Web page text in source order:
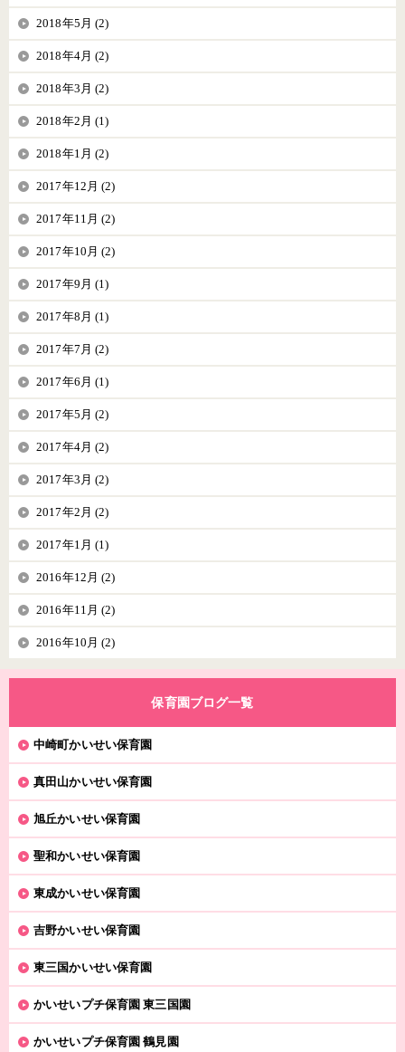
2018年5月 (2)
2018年4月 (2)
2018年3月 (2)
2018年2月 (1)
2018年1月 (2)
2017年12月 (2)
2017年11月 (2)
2017年10月 (2)
2017年9月 (1)
2017年8月 (1)
2017年7月 (2)
2017年6月 (1)
2017年5月 (2)
2017年4月 (2)
2017年3月 (2)
2017年2月 (2)
2017年1月 (1)
2016年12月 (2)
2016年11月 (2)
2016年10月 (2)
保育園ブログ一覧
中崎町かいせい保育園
真田山かいせい保育園
旭丘かいせい保育園
聖和かいせい保育園
東成かいせい保育園
吉野かいせい保育園
東三国かいせい保育園
かいせいプチ保育園 東三国園
かいせいプチ保育園 鶴見園